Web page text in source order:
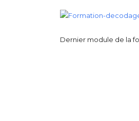
Dernier module de la